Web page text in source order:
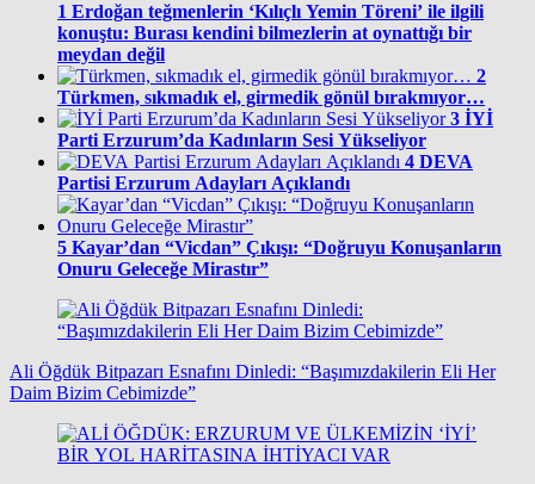
1 Erdoğan teğmenlerin ‘Kılıçlı Yemin Töreni’ ile ilgili
konuştu: Burası kendini bilmezlerin at oynattığı bir
meydan değil
2
Türkmen, sıkmadık el, girmedik gönül bırakmıyor…
3 İYİ
Parti Erzurum’da Kadınların Sesi Yükseliyor
4 DEVA
Partisi Erzurum Adayları Açıklandı
5 Kayar’dan “Vicdan” Çıkışı: “Doğruyu Konuşanların
Onuru Geleceğe Mirastır”
Ali Öğdük Bitpazarı Esnafını Dinledi: “Başımızdakilerin Eli Her
Daim Bizim Cebimizde”